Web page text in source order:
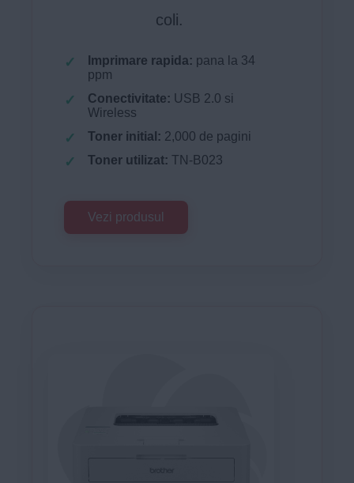
coli.
Imprimare rapida: pana la 34
ppm
Conectivitate: USB 2.0 si
Wireless
Toner initial: 2,000 de pagini
Toner utilizat: TN-B023
Vezi produsul